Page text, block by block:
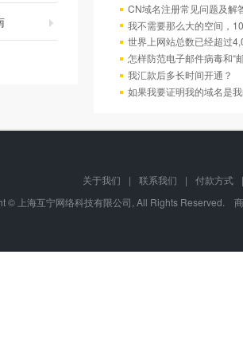
CN域名注册常见问题及解
我不需要那么大的空间，
世界上网站总数已经超过
怎样防范电子邮件病毒和“
我汇款后多长时间开通？
如果我要证明我的域名是
关于我们 | 联系我们 | 付款方式
|
© 上海互宁网络科技有限公司, All Rights Reserved.